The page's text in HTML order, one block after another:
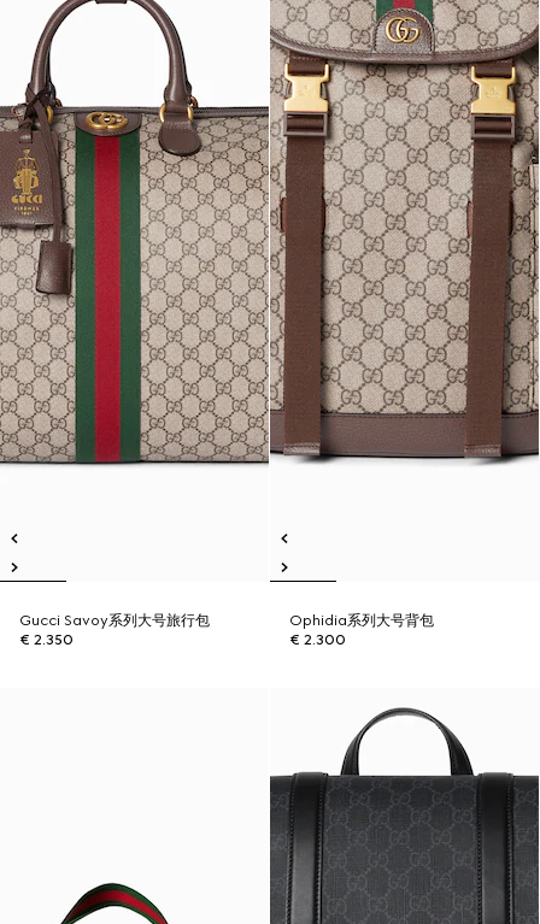
Gucci Savoy系列大号旅行包
€ 2.350
Ophidia系列大号背包
€ 2.300